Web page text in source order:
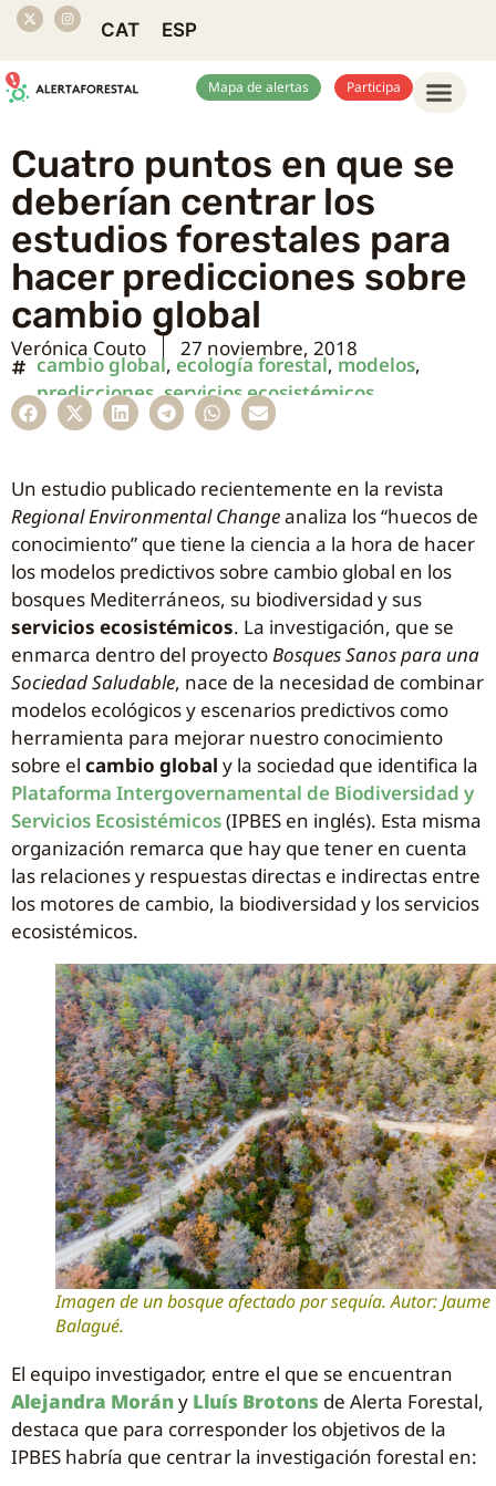
CAT ESP
Mapa de alertas Participa
Cuatro puntos en que se
deberían centrar los
estudios forestales para
hacer predicciones sobre
cambio global
Verónica Couto 27 noviembre, 2018
cambio global, ecología forestal, modelos,
predicciones,servicios ecosistémicos
Un estudio publicado recientemente en la revista
Regional Environmental Changeanaliza los “huecos de
conocimiento” que tiene la ciencia a la hora de hacer
los modelos predictivos sobre cambio global en los
bosques Mediterráneos, su biodiversidad y sus
servicios ecosistémicos. La investigación, que se
enmarca dentro del proyectoBosques Sanos para una
Sociedad Saludable, nace de la necesidad de combinar
modelos ecológicos y escenarios predictivos como
herramienta para mejorar nuestro conocimiento
sobre el cambio global y la sociedad que identifica la
Plataforma Intergovernamental de Biodiversidad y
Servicios Ecosistémicos(IPBES en inglés). Esta misma
organización remarca que hay que tener en cuenta
las relaciones y respuestas directas e indirectas entre
los motores de cambio, la biodiversidad y los servicios
ecosistémicos.
Imagen de un bosque afectado por sequía. Autor: Jaume
Balagué.
El equipo investigador, entre el que se encuentran
Alejandra Morány Lluís Brotons de Alerta Forestal,
destaca que para corresponder los objetivos de la
IPBES habría que centrar la investigación forestal en: